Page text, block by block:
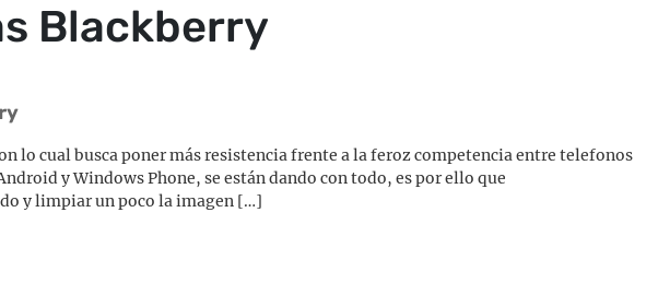
Blackberry
lo cual busca poner más resistencia frente a la feroz competencia entre telefonos
y Windows Phone, se están dando con todo, es por ello que
y limpiar un poco la imagen […]